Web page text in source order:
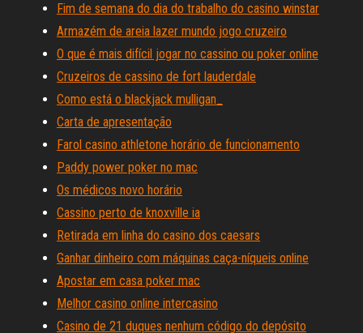
Fim de semana do dia do trabalho do casino winstar
Armazém de areia lazer mundo jogo cruzeiro
O que é mais difícil jogar no cassino ou poker online
Cruzeiros de cassino de fort lauderdale
Como está o blackjack mulligan_
Carta de apresentação
Farol casino athletone horário de funcionamento
Paddy power poker no mac
Os médicos novo horário
Cassino perto de knoxville ia
Retirada em linha do casino dos caesars
Ganhar dinheiro com máquinas caça-níqueis online
Apostar em casa poker mac
Melhor casino online intercasino
Casino de 21 duques nenhum código do depósito